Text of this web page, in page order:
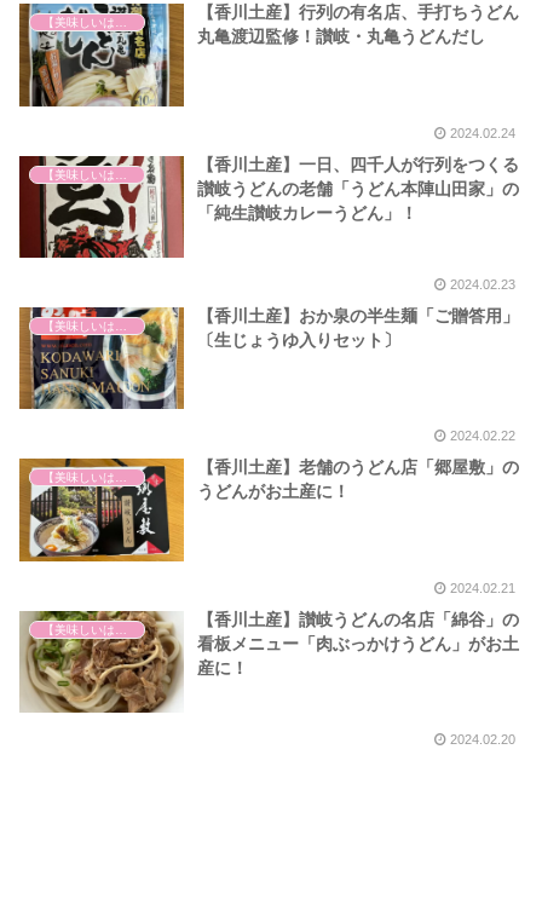
【香川土産】行列の有名店、手打ちうどん
丸亀渡辺監修！讃岐・丸亀うどんだし
2024.02.24
【香川土産】一日、四千人が行列をつくる
讃岐うどんの老舗「うどん本陣山田家」の
「純生讃岐カレーうどん」！
2024.02.23
【香川土産】おか泉の半生麺「ご贈答用」
〔生じょうゆ入りセット〕
2024.02.22
【美味しいは正義】
【香川土産】老舗のうどん店「郷屋敷」の
うどんがお土産に！
2024.02.21
【香川土産】讃岐うどんの名店「綿谷」の
看板メニュー「肉ぶっかけうどん」がお土
産に！
2024.02.20